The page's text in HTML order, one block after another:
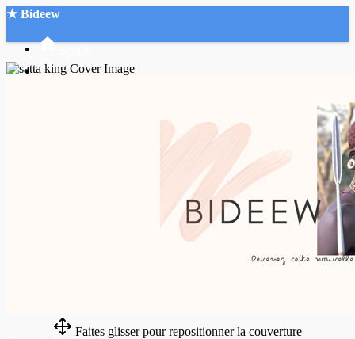
★ Bideew
Faites glisser pour repositionner la couverture